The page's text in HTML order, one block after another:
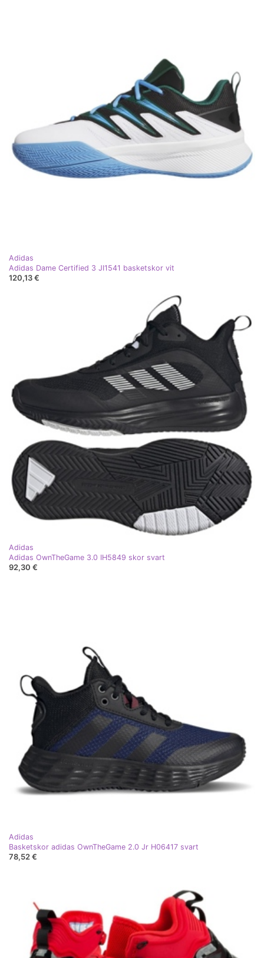
Adidas
Adidas Dame Certified 3 JI1541 basketskor vit
120,13 €
Adidas
Adidas OwnTheGame 3.0 IH5849 skor svart
92,30 €
Adidas
Basketskor adidas OwnTheGame 2.0 Jr H06417 svart
78,52 €